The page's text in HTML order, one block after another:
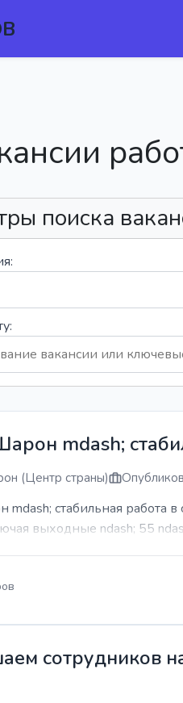
поиска
mdash;
(Центр страны)
mdash; стабильная работа
выходные ndash; 55
сотрудников